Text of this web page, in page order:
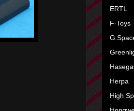
ERTL
F-Toys
Herpa
High